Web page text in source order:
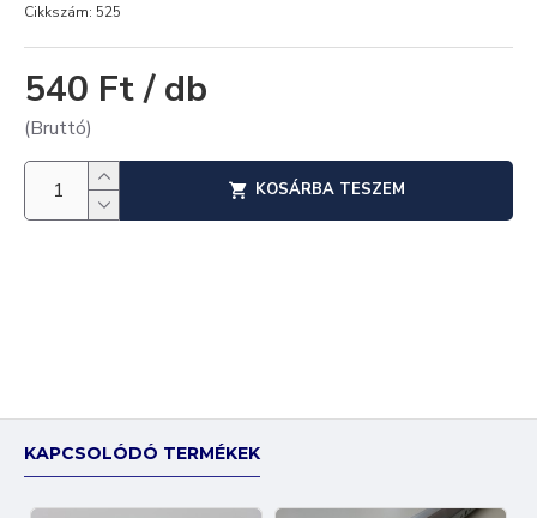
540 Ft / db
(Bruttó)
Cikkszám: 525
KOSÁRBA TESZEM
KAPCSOLÓDÓ TERMÉKEK